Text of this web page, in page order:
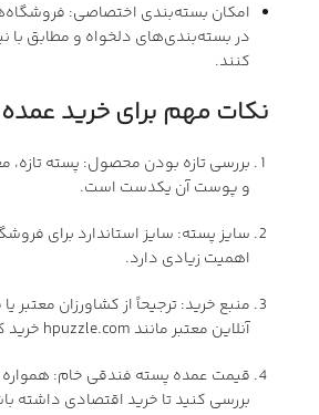
امکان بسته‌بندی اختصاصی:
در بسته‌بندی‌های دلخواه و مطابق با
کنند.
نکات مهم برای خرید عمده
بررسی تازه بودن محصول: پسته تازه،
و پوست آن یکدست است.
سایز پسته: سایز استاندارد برای
اهمیت زیادی دارد.
منبع خرید: ترجیحاً از کشاورزان معتبر
آنلاین معتبر مانند hpuzzle.com خرید کنید.
قیمت عمده پسته فندقی خام: همواره
بررسی کنید تا خرید اقتصادی داشته